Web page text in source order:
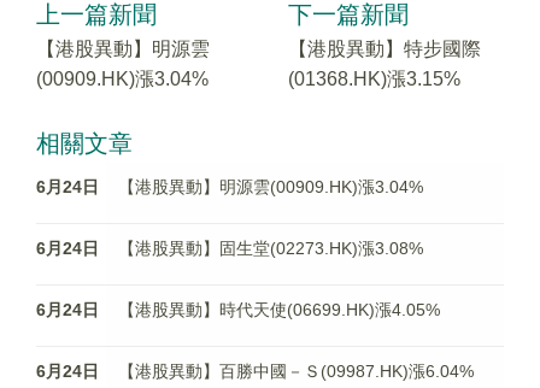
上一篇新聞
【港股異動】明源雲
(00909.HK)漲3.04%
下一篇新聞
【港股異動】特步國際
(01368.HK)漲3.15%
相關文章
6月24日 【港股異動】明源雲(00909.HK)漲3.04%
6月24日 【港股異動】固生堂(02273.HK)漲3.08%
6月24日 【港股異動】時代天使(06699.HK)漲4.05%
6月24日 【港股異動】百勝中國－Ｓ(09987.HK)漲6.04%